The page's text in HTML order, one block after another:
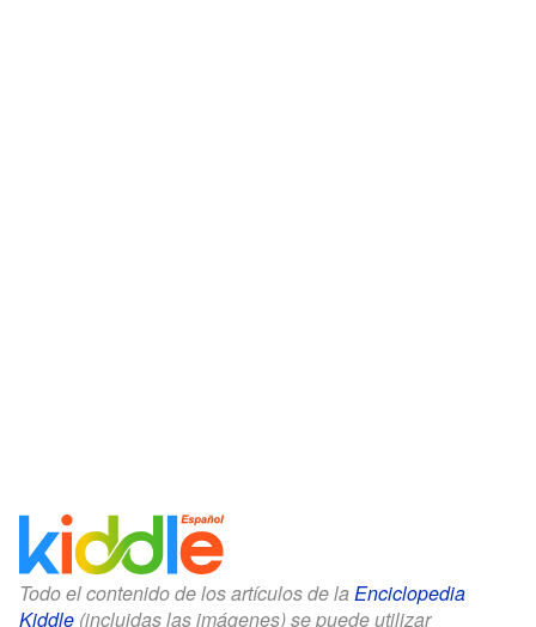
Todo el contenido de los artículos de la Enciclopedia
Kiddle (incluidas las imágenes) se puede utilizar